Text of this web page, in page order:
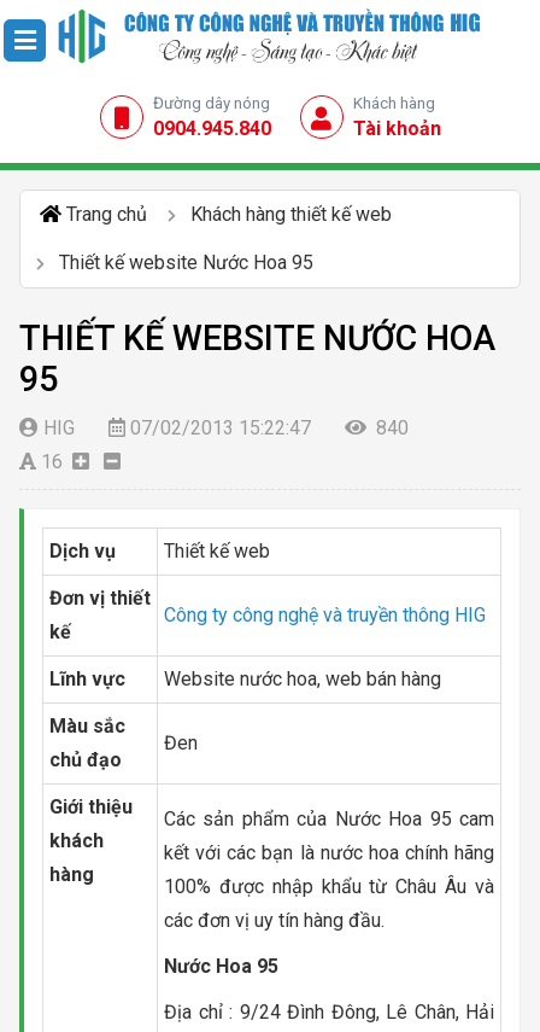
Đường dây nóng
0904.945.840
Khách hàng
Tài khoản
Trang chủ Khách hàng thiết kế web
Thiết kế website Nước Hoa 95
THIẾT KẾ WEBSITE NƯỚC HOA
95
HIG 07/02/2013 15:22:47
840
16
Dịch vụ Thiết kế web
Đơn vị thiết
kế
Công ty công nghệ và truyền thông HIG
Lĩnh vực Website nước hoa, web bán hàng
Màu sắc
chủ đạo
Đen
Giới thiệu
khách
hàng
Các sản phẩm của Nước Hoa 95 cam
kết với các bạn là nước hoa chính hãng
100% được nhập khẩu từ Châu Âu và
các đơn vị uy tín hàng đầu.
Nước Hoa 95
Địa chỉ : 9/24 Đình Đông, Lê Chân, Hải